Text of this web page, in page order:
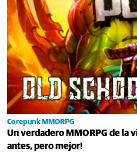
Corepunk MMORPG
Un verdadero MMORPG de la
antes, pero mejor!